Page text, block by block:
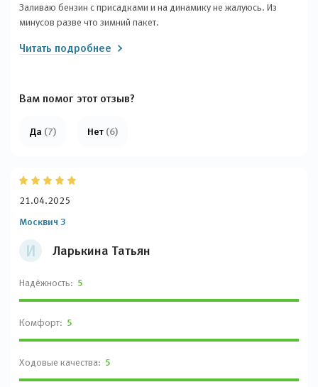
Заливаю бензин с присадками и на динамику не жалуюсь. Из
минусов разве что зимний пакет.
Читать подробнее
Вам помог этот отзыв?
Да (7) Нет (6)
И Ларькина Татьян
Москвич 3
21.04.2025
Надёжность: 5
Комфорт: 5
Ходовые качества: 5